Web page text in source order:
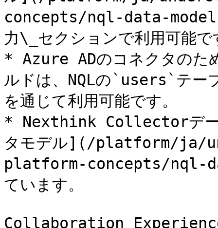
concepts/nql-data-
力\_セクションで利用可能で
* Azure ADのコネクタのた
ルドは、NQLの`users`テー
を通じて利用可能です。
* Nexthink Collectorデー
タモデル](/platform/ja/
platform-concepts/nql-
ています。
Collaboration Experience